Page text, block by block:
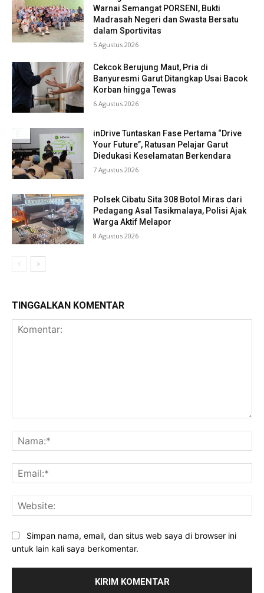
Warnai Semangat PORSENI, Bukti
Madrasah Negeri dan Swasta Bersatu
dalam Sportivitas
5 Agustus 2026
Cekcok Berujung Maut, Pria di
Banyuresmi Garut Ditangkap Usai Bacok
Korban hingga Tewas
6 Agustus 2026
inDrive Tuntaskan Fase Pertama “Drive
Your Future”, Ratusan Pelajar Garut
Diedukasi Keselamatan Berkendara
7 Agustus 2026
Polsek Cibatu Sita 308 Botol Miras dari
Pedagang Asal Tasikmalaya, Polisi Ajak
Warga Aktif Melapor
8 Agustus 2026
TINGGALKAN KOMENTAR
Simpan nama, email, dan situs web saya di browser ini
untuk lain kali saya berkomentar.